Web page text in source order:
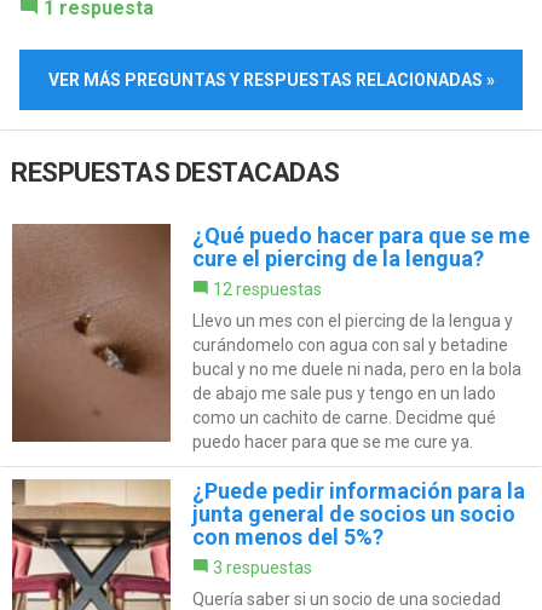
1 respuesta
VER MÁS PREGUNTAS Y RESPUESTAS RELACIONADAS »
RESPUESTAS DESTACADAS
¿Qué puedo hacer para que se me
cure el piercing de la lengua?
12 respuestas
Llevo un mes con el piercing de la lengua y
curándomelo con agua con sal y betadine
bucal y no me duele ni nada, pero en la bola
de abajo me sale pus y tengo en un lado
como un cachito de carne. Decidme qué
puedo hacer para que se me cure ya.
¿Puede pedir información para la
junta general de socios un socio
con menos del 5%?
3 respuestas
Quería saber si un socio de una sociedad